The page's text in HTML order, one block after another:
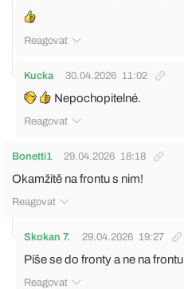
Reagovat
Kucka 30.04.2026 11:02
Nepochopitelné.
Reagovat
Bonetti1 29.04.2026 18:18
Okamžitě na frontu s nim!
Reagovat
Skokan 7. 29.04.2026 19:27
Píše se do fronty a ne na
Reagovat